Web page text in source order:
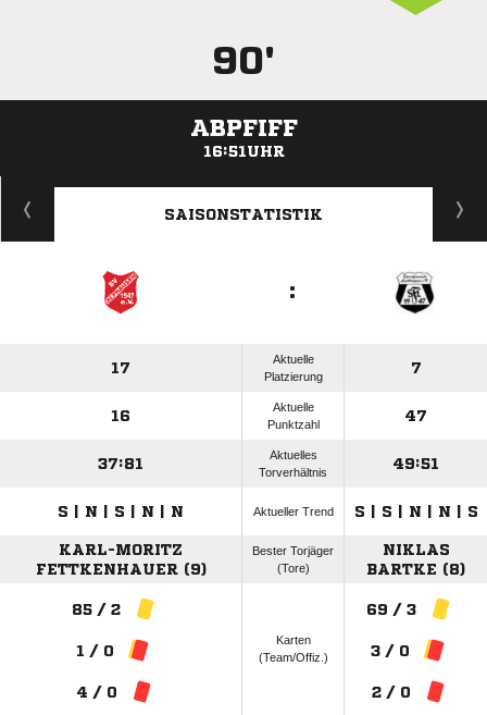
90'
ABPFIFF
16:51UHR
ANZEIGE
SAISONSTATISTIK
:
17
Aktuelle
Platzierung
7
16
Aktuelle
Punktzahl
47
37:81
Aktuelles
Torverhältnis
49:51
S | N | S | N | N Aktueller Trend S | S | N | N | S
KARL-MORITZ
FETTKENHAUER (9)
Bester Torjäger
(Tore)
NIKLAS
BARTKE (8)
85 / 2
1 / 0
4 / 0
Karten
(Team/Offiz.)
69 / 3
3 / 0
2 / 0